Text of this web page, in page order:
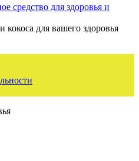
средство для здоровья и
для вашего здоровья